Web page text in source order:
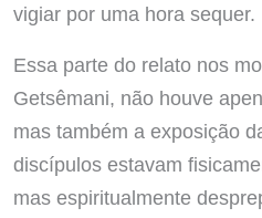
vigiar por uma hora sequer.
Essa parte do relato nos
Getsêmani, não houve
mas também a exposição
discípulos estavam
mas espiritualmente